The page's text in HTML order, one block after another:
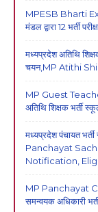
MPESB Bharti
मंडल द्वारा 12 भर्ती
मध्यप्रदेश अतिथि
चयन,MP Atithi
MP Guest
अतिथि शिक्षक भर्ती
मध्यप्रदेश पंचायत
Panchayat
Notification,
MP Panchayat
समन्वयक अधिकारी